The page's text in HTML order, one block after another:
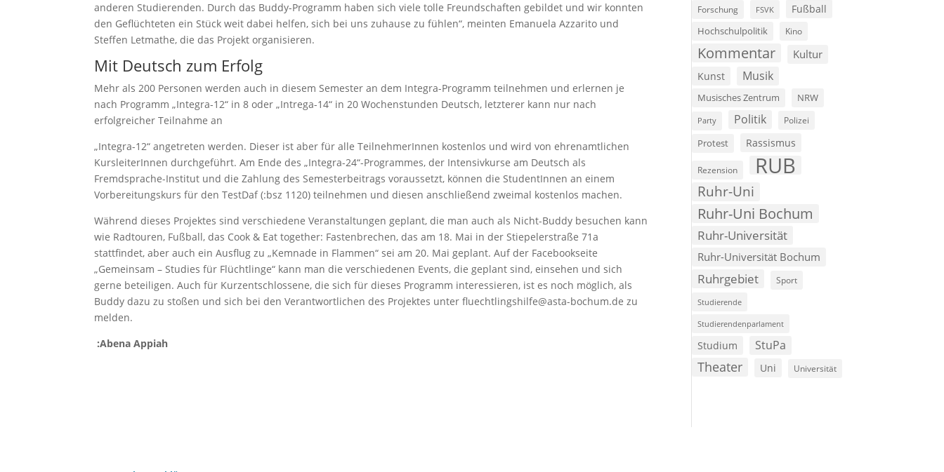
anderen Studierenden. Durch das Buddy-Programm haben sich viele tolle Freundschaften gebildet und wir konnten
den Geflüchteten ein Stück weit dabei helfen, sich bei uns zuhause zu fühlen“, meinten Emanuela Azzarito und
Steffen Letmathe, die das Projekt organisieren.
Mit Deutsch zum Erfolg
Mehr als 200 Personen werden auch in diesem Semester an dem Integra-Programm teilnehmen und erlernen je
nach Programm „Integra-12“ in 8 oder „Intrega-14“ in 20 Wochenstunden Deutsch, letzterer kann nur nach
erfolgreicher Teilnahme an
„Integra-12“ angetreten werden. Dieser ist aber für alle TeilnehmerInnen kostenlos und wird von ehrenamtlichen
KursleiterInnen durchgeführt. Am Ende des „Integra-24“-Programmes, der Intensivkurse am Deutsch als
Fremdsprache-Institut und die Zahlung des Semesterbeitrags voraussetzt, können die StudentInnen an einem
Vorbereitungskurs für den TestDaf (:bsz 1120) teilnehmen und diesen anschließend zweimal kostenlos machen.
Während dieses Projektes sind verschiedene Veranstaltungen geplant, die man auch als Nicht-Buddy besuchen kann
wie Radtouren, Fußball, das Cook & Eat together: Fastenbrechen, das am 18. Mai in der Stiepelerstraße 71a
stattfindet, aber auch ein Ausflug zu „Kemnade in Flammen“ sei am 20. Mai geplant. Auf der Facebookseite
„Gemeinsam – Studies für Flüchtlinge“ kann man die verschiedenen Events, die geplant sind, einsehen und sich
gerne beteiligen. Auch für Kurzentschlossene, die sich für dieses Programm interessieren, ist es noch möglich, als
Buddy dazu zu stoßen und sich bei den Verantwortlichen des Projektes unter fluechtlingshilfe@asta-bochum.de zu
melden.
:Abena Appiah
Forschung FSVK Fußball
Hochschulpolitik Kino
Kommentar Kultur
Kunst Musik
Musisches Zentrum NRW
Party Politik Polizei
Protest Rassismus
Rezension RUB
Ruhr-Uni
Ruhr-Uni Bochum
Ruhr-Universität
Ruhr-Universität Bochum
Ruhrgebiet Sport
Studierende
Studierendenparlament
Studium StuPa
Theater Uni Universität